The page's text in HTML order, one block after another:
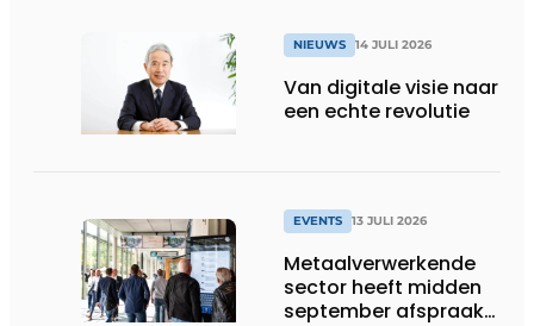
NIEUWS 14 JULI 2026
Van digitale visie naar
een echte revolutie
EVENTS 13 JULI 2026
Metaalverwerkende
sector heeft midden
september afspraak